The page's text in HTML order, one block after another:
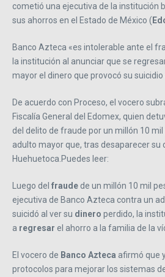
cometió una ejecutiva de la institución
sus ahorros en el Estado de México (
Banco Azteca «es intolerable ante el
la institución al anunciar que se
mayor el dinero que provocó su
De acuerdo con Proceso, el vocero
Fiscalía General del Edomex, quien
del delito de fraude por un millón 10
adulto mayor que, tras desaparecer su
Huehuetoca.Puedes leer:
Luego del fraude de un millón 10 mil
ejecutiva de Banco Azteca contra un
suicidó al ver su dinero perdido, la
a regresar el ahorro a la familia de la
El vocero de Banco Azteca afirmó que
protocolos para mejorar los sistemas